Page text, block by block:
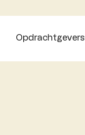
Opdrachtgevers